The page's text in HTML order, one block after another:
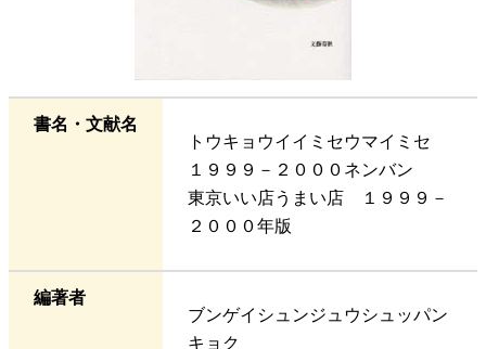
書名・文献名
トウキョウイイミセウマイミセ
１９９９－２０００ネンバン
東京いい店うまい店 １９９９－
２０００年版
編著者
ブンゲイシュンジュウシュッパン
キョク